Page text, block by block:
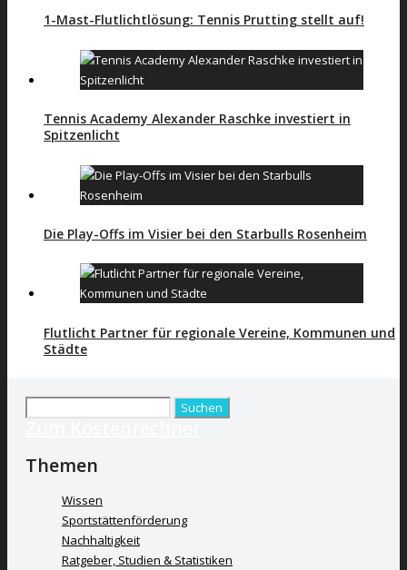
1-Mast-Flutlichtlösung: Tennis Prutting stellt auf!
Tennis Academy Alexander Raschke investiert in
Spitzenlicht
Die Play-Offs im Visier bei den Starbulls Rosenheim
Flutlicht Partner für regionale Vereine, Kommunen und
Städte
Themen
Wissen
Sportstättenförderung
Nachhaltigkeit
Ratgeber, Studien & Statistiken